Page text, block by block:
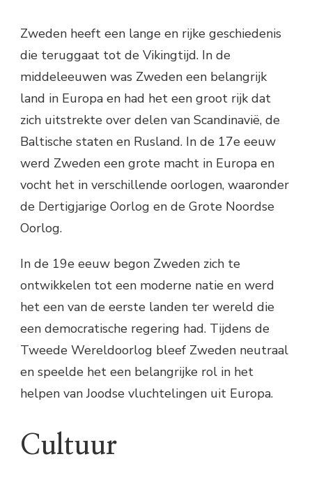
Zweden heeft een lange en rijke geschiedenis
die teruggaat tot de Vikingtijd. In de
middeleeuwen was Zweden een belangrijk
land in Europa en had het een groot rijk dat
zich uitstrekte over delen van Scandinavië, de
Baltische staten en Rusland. In de 17e eeuw
werd Zweden een grote macht in Europa en
vocht het in verschillende oorlogen, waaronder
de Dertigjarige Oorlog en de Grote Noordse
Oorlog.
In de 19e eeuw begon Zweden zich te
ontwikkelen tot een moderne natie en werd
het een van de eerste landen ter wereld die
een democratische regering had. Tijdens de
Tweede Wereldoorlog bleef Zweden neutraal
en speelde het een belangrijke rol in het
helpen van Joodse vluchtelingen uit Europa.
Cultuur